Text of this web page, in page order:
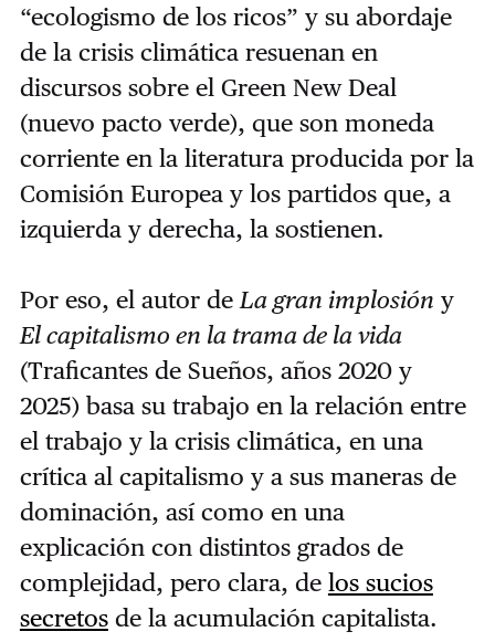
“ecologismo de los ricos” y su abordaje
de la crisis climática resuenan en
discursos sobre el Green New Deal
(nuevo pacto verde), que son moneda
corriente en la literatura producida por la
Comisión Europea y los partidos que, a
izquierda y derecha, la sostienen.
Por eso, el autor de La gran implosión y
El capitalismo en la trama de la vida
(Traficantes de Sueños, años 2020 y
2025) basa su trabajo en la relación entre
el trabajo y la crisis climática, en una
crítica al capitalismo y a sus maneras de
dominación, así como en una
explicación con distintos grados de
complejidad, pero clara, de los sucios
secretosde la acumulación capitalista.